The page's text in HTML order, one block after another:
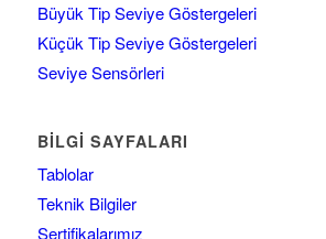
Büyük Tip Seviye Göstergeleri
Küçük Tip Seviye Göstergeleri
Seviye Sensörleri
BILGI SAYFALARI
Tablolar
Teknik Bilgiler
Sertifikalarımız